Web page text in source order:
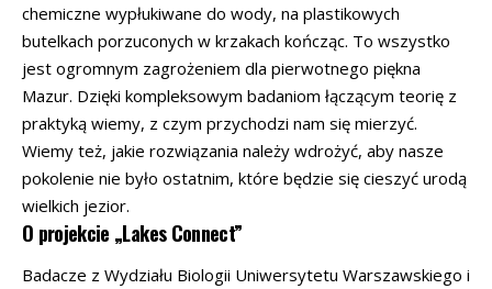
chemiczne wypłukiwane do wody, na plastikowych
butelkach porzuconych w krzakach kończąc. To wszystko
jest ogromnym zagrożeniem dla pierwotnego piękna
Mazur. Dzięki kompleksowym badaniom łączącym teorię z
praktyką wiemy, z czym przychodzi nam się mierzyć.
Wiemy też, jakie rozwiązania należy wdrożyć, aby nasze
pokolenie nie było ostatnim, które będzie się cieszyć urodą
wielkich jezior.
O projekcie „Lakes Connect”
Badacze z Wydziału Biologii Uniwersytetu Warszawskiego i